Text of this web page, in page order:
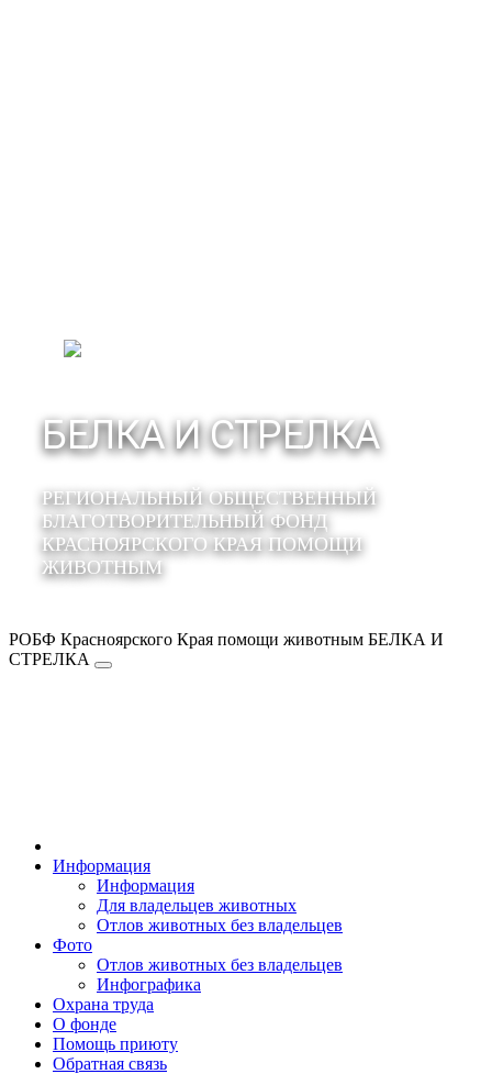
БЕЛКА И СТРЕЛКА
РЕГИОНАЛЬНЫЙ ОБЩЕСТВЕННЫЙ
БЛАГОТВОРИТЕЛЬНЫЙ ФОНД
КРАСНОЯРСКОГО КРАЯ ПОМОЩИ
ЖИВОТНЫМ
РОБФ Красноярского Края помощи животным БЕЛКА И
СТРЕЛКА
Информация
Информация
Для владельцев животных
Отлов животных без владельцев
Фото
Отлов животных без владельцев
Инфографика
Охрана труда
О фонде
Помощь приюту
Обратная связь